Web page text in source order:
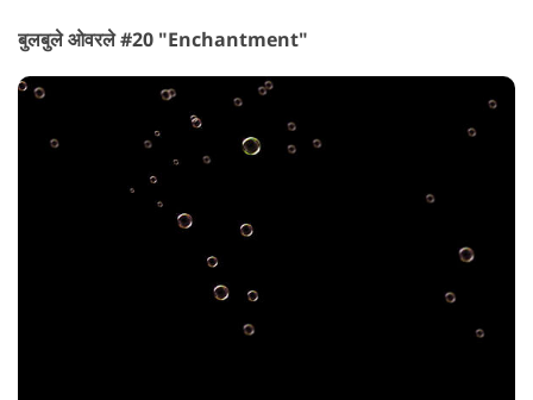
बुलबुले ओवरले #20 "Enchantment"